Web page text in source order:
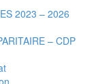
2023 – 2026
– CDP